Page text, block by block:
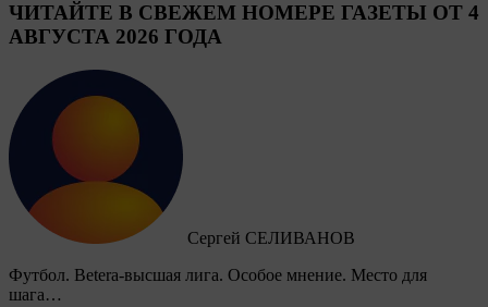
ЧИТАЙТЕ В СВЕЖЕМ НОМЕРЕ ГАЗЕТЫ ОТ 4
АВГУСТА 2026 ГОДА
Сергей СЕЛИВАНОВ
Футбол. Betera-высшая лига. Особое мнение. Место для
шага…